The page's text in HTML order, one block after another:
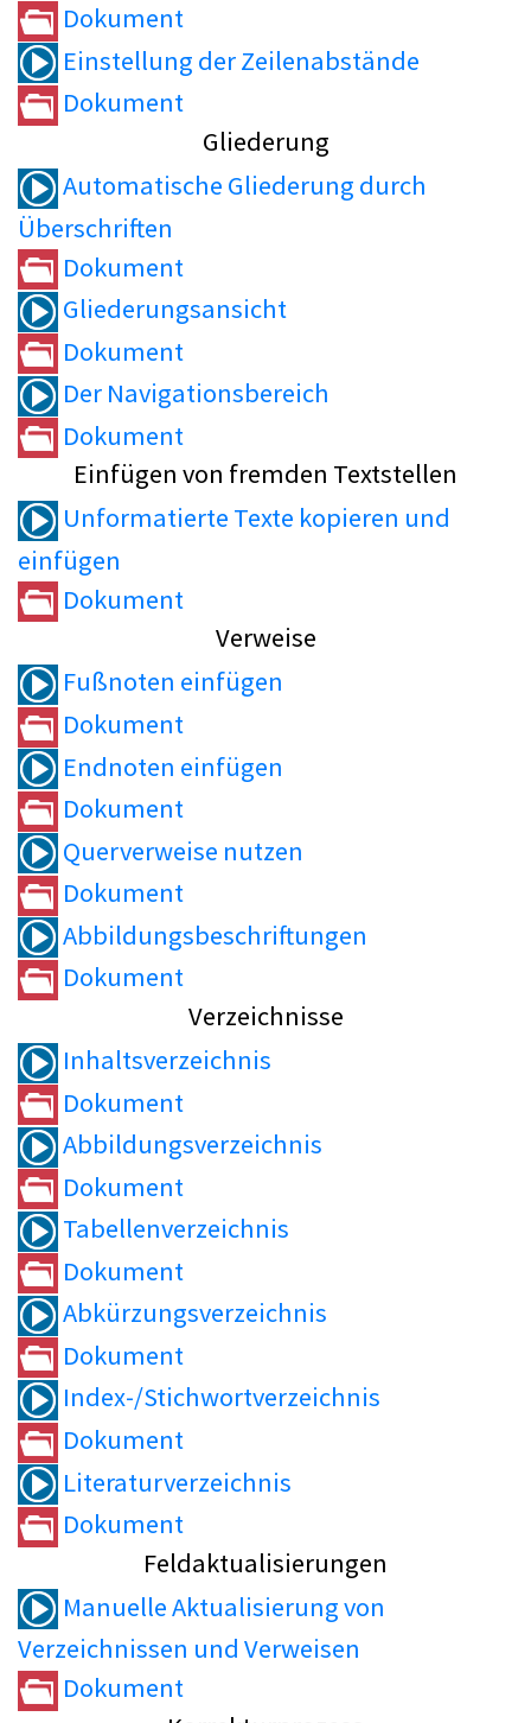
Dokument
Einstellung der Zeilenabstände
Dokument
Gliederung
Automatische Gliederung durch
Überschriften
Dokument
Gliederungsansicht
Dokument
Der Navigationsbereich
Dokument
Einfügen von fremden Textstellen
Unformatierte Texte kopieren und
einfügen
Dokument
Verweise
Fußnoten einfügen
Dokument
Endnoten einfügen
Dokument
Querverweise nutzen
Dokument
Abbildungsbeschriftungen
Dokument
Verzeichnisse
Inhaltsverzeichnis
Dokument
Abbildungsverzeichnis
Dokument
Tabellenverzeichnis
Dokument
Abkürzungsverzeichnis
Dokument
Index-/Stichwortverzeichnis
Dokument
Literaturverzeichnis
Dokument
Feldaktualisierungen
Manuelle Aktualisierung von
Verzeichnissen und Verweisen
Dokument